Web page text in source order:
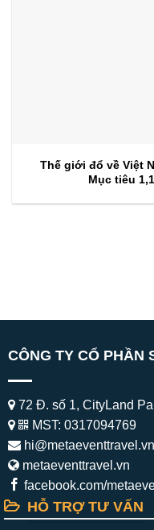
Thế giới đổ về Việt
Mục tiêu
CÔNG TY CỔ PHẦN
72 Đ. số 1, CityLand
MST: 0317094769
hi@metaeventtravel.vn
metaeventtravel.vn
facebook.com/
HỖ TRỢ TƯ VẤN